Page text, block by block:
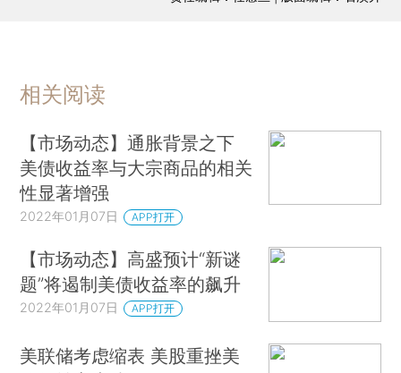
相关阅读
【市场动态】通胀背景之下
美债收益率与大宗商品的相关
性显著增强
2022年01月07日 APP打开
【市场动态】高盛预计“新谜
题”将遏制美债收益率的飙升
2022年01月07日 APP打开
美联储考虑缩表 美股重挫美